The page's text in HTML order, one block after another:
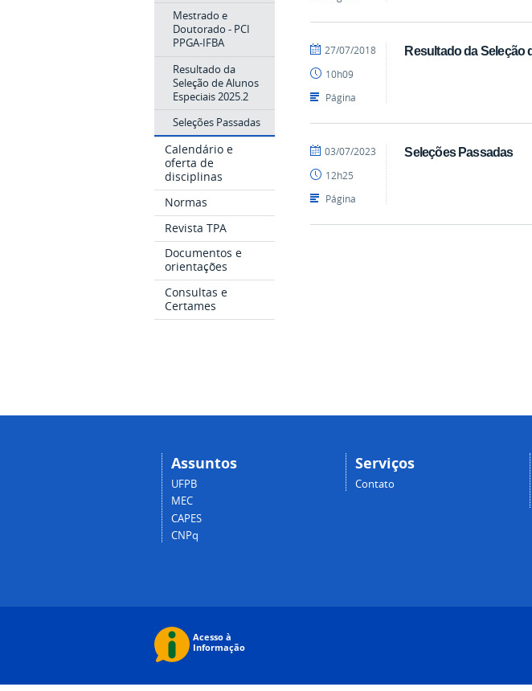
Mestrado e
Doutorado - PCI
PPGA-IFBA
Resultado da
Seleção de Alunos
Especiais 2025.2
Seleções Passadas
Calendário e
oferta de
disciplinas
Normas
Revista TPA
Documentos e
orientações
Consultas e
Certames
Resultado da Seleção
por
publicado
27/07/2018
10h09
Página
Seleções Passadas
por
publicado
03/07/2023
12h25
Página
Assuntos
UFPB
MEC
CAPES
CNPq
Serviços
Contato